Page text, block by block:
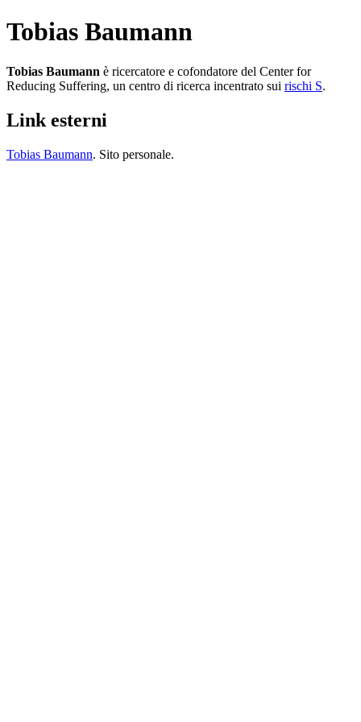
Tobias Baumann
Tobias Baumann è ricercatore e cofondatore del Center for
Reducing Suffering, un centro di ricerca incentrato sui rischi S.
Link esterni
Tobias Baumann. Sito personale.